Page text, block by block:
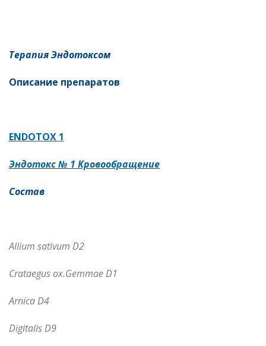
Терапия Эндотоксом
Описание препаратов
ENDOTOX 1
Эндотокс № 1 Кровообращение
Состав
Allium sativum D2
Crataegus ox.Gemmae D1
Arnica D4
Digitalis D9